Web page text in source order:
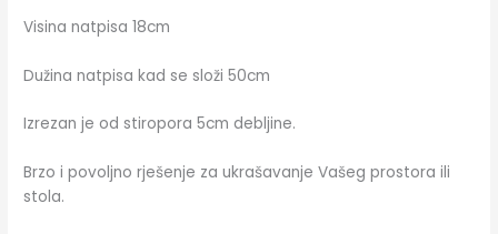
Visina natpisa 18cm
Dužina natpisa kad se složi 50cm
Izrezan je od stiropora 5cm debljine.
Brzo i povoljno rješenje za ukrašavanje Vašeg prostora ili
stola.